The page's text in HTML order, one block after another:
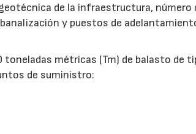
de la infraestructura, número
y puestos de
métricas (Tm) de balasto de
de suministro: